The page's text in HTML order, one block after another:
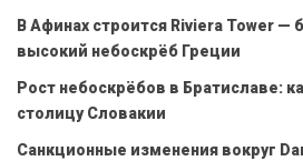
В Афинах строится Riviera Tower
высокий небоскрёб Греции
Рост небоскрёбов в Братиславе:
столицу Словакии
Санкционные изменения вокруг